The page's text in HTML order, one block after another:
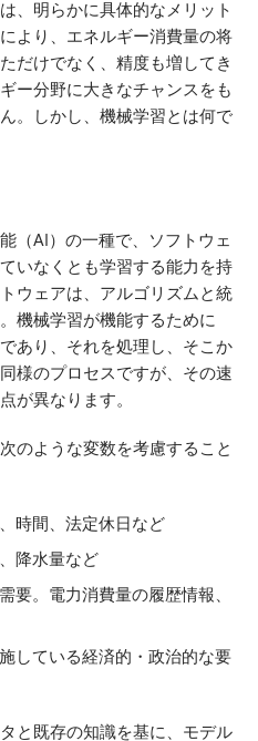
、明らかに具体的なメリット
より、エネルギー消費量の将
だけでなく、精度も増してき
ー分野に大きなチャンスをも
。しかし、機械学習とは何で
（AI）の一種で、ソフトウェ
いなくとも学習する能力を持
ウェアは、アルゴリズムと統
機械学習が機能するために
あり、それを処理し、そこか
様のプロセスですが、その速
が異なります。
のような変数を考慮すること
時間、法定休日など
降水量など
要。電力消費量の履歴情報、
している経済的・政治的な要
と既存の知識を基に、モデル